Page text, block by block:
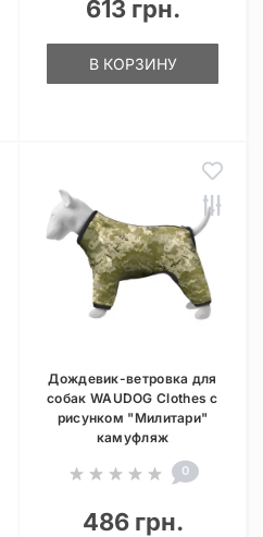
613 грн.
В КОРЗИНУ
Дождевик-ветровка для
собак WAUDOG Clothes с
рисунком "Милитари"
камуфляж
0
486 грн.